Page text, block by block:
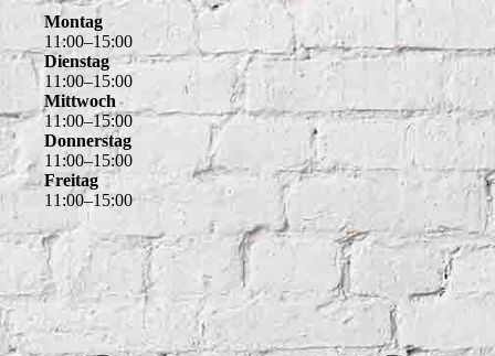
Montag
11:00–15:00
Dienstag
11 :00–15:00
Mittwoch
11:00–15:00
Donnerstag
11 :00–15:00
Freitag
11 :00–15:00